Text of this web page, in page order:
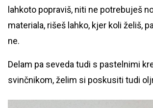
lahkoto popraviš, niti ne potrebuješ
materiala, rišeš lahko, kjer koli želiš,
ne.
Delam pa seveda tudi s pastelnimi
svinčnikom, želim si poskusiti tudi